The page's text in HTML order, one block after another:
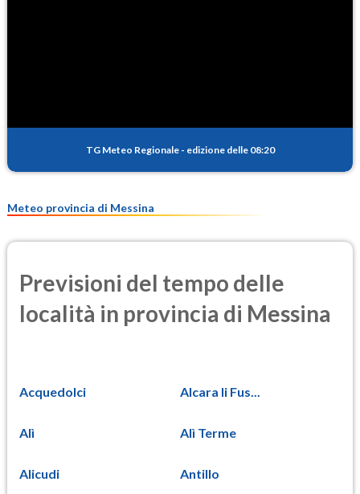
PM25
TG Meteo Regionale - edizione delle 08:20
Meteo provincia di Messina
Previsioni del tempo delle
località in provincia di Messina
Acquedolci Alcara li Fus...
Alì Alì Terme
Alicudi Antillo